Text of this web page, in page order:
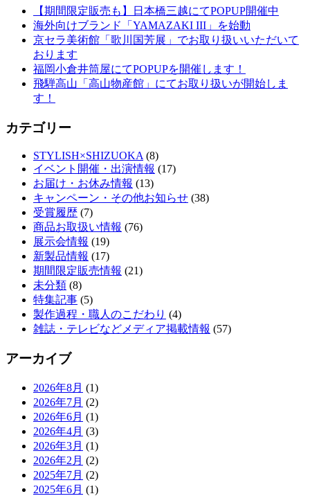
【期間限定販売も】日本橋三越にてPOPUP開催中
海外向けブランド「YAMAZAKI III」を始動
京セラ美術館「歌川国芳展」でお取り扱いいただいて
おります
福岡小倉井筒屋にてPOPUPを開催します！
飛騨高山「高山物産館」にてお取り扱いが開始しま
す！
カテゴリー
STYLISH×SHIZUOKA (8)
イベント開催・出演情報 (17)
お届け・お休み情報 (13)
キャンペーン・その他お知らせ (38)
受賞履歴 (7)
商品お取扱い情報 (76)
展示会情報 (19)
新製品情報 (17)
期間限定販売情報 (21)
未分類 (8)
特集記事 (5)
製作過程・職人のこだわり (4)
雑誌・テレビなどメディア掲載情報 (57)
アーカイブ
2026年8月 (1)
2026年7月 (2)
2026年6月 (1)
2026年4月 (3)
2026年3月 (1)
2026年2月 (2)
2025年7月 (2)
2025年6月 (1)